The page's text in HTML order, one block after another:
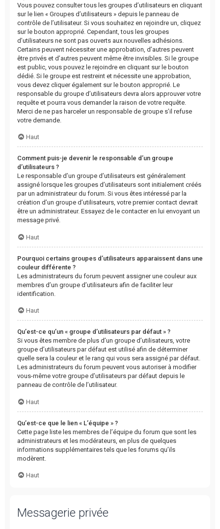
Vous pouvez consulter tous les groupes d’utilisateurs en cliquant
sur le lien « Groupes d’utilisateurs » depuis le panneau de
contrôle de l’utilisateur. Si vous souhaitez en rejoindre un, cliquez
sur le bouton approprié. Cependant, tous les groupes
d’utilisateurs ne sont pas ouverts aux nouvelles adhésions.
Certains peuvent nécessiter une approbation, d’autres peuvent
être privés et d’autres peuvent même être invisibles. Si le groupe
est public, vous pouvez le rejoindre en cliquant sur le bouton
dédié. Si le groupe est restreint et nécessite une approbation,
vous devez cliquer également sur le bouton approprié. Le
responsable du groupe d’utilisateurs devra alors approuver votre
requête et pourra vous demander la raison de votre requête.
Merci de ne pas harceler un responsable de groupe s’il refuse
votre demande.
Haut
Comment puis-je devenir le responsable d’un groupe
d’utilisateurs ?
Le responsable d’un groupe d’utilisateurs est généralement
assigné lorsque les groupes d’utilisateurs sont initialement créés
par un administrateur du forum. Si vous êtes intéressé par la
création d’un groupe d’utilisateurs, votre premier contact devrait
être un administrateur. Essayez de le contacter en lui envoyant un
message privé.
Haut
Pourquoi certains groupes d’utilisateurs apparaissent dans une
couleur différente ?
Les administrateurs du forum peuvent assigner une couleur aux
membres d’un groupe d’utilisateurs afin de faciliter leur
identification.
Haut
Qu’est-ce qu’un « groupe d’utilisateurs par défaut » ?
Si vous êtes membre de plus d’un groupe d’utilisateurs, votre
groupe d’utilisateurs par défaut est utilisé afin de déterminer
quelle sera la couleur et le rang qui vous sera assigné par défaut.
Les administrateurs du forum peuvent vous autoriser à modifier
vous-même votre groupe d’utilisateurs par défaut depuis le
panneau de contrôle de l’utilisateur.
Haut
Qu’est-ce que le lien « L’équipe » ?
Cette page liste les membres de l’équipe du forum que sont les
administrateurs et les modérateurs, en plus de quelques
informations supplémentaires tels que les forums qu’ils
modèrent.
Haut
Messagerie privée